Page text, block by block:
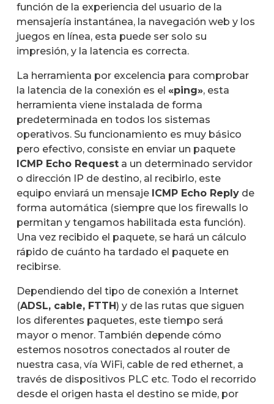
función de la experiencia del usuario de la
mensajería instantánea, la navegación web y los
juegos en línea, esta puede ser solo su
impresión, y la latencia es correcta.
La herramienta por excelencia para comprobar
la latencia de la conexión es el «ping», esta
herramienta viene instalada de forma
predeterminada en todos los sistemas
operativos. Su funcionamiento es muy básico
pero efectivo, consiste en enviar un paquete
ICMP Echo Request a un determinado servidor
o dirección IP de destino, al recibirlo, este
equipo enviará un mensaje ICMP Echo Reply de
forma automática (siempre que los firewalls lo
permitan y tengamos habilitada esta función).
Una vez recibido el paquete, se hará un cálculo
rápido de cuánto ha tardado el paquete en
recibirse.
Dependiendo del tipo de conexión a Internet
(ADSL, cable, FTTH) y de las rutas que siguen
los diferentes paquetes, este tiempo será
mayor o menor. También depende cómo
estemos nosotros conectados al router de
nuestra casa, vía WiFi, cable de red ethernet, a
través de dispositivos PLC etc. Todo el recorrido
desde el origen hasta el destino se mide, por